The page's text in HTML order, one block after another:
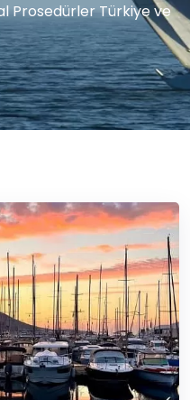
Prosedürler Türkiye ve